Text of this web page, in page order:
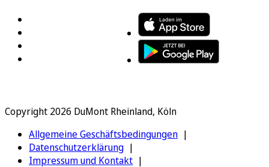
Copyright 2026 DuMont Rheinland, Köln
Allgemeine Geschäftsbedingungen
Datenschutzerklärung
Impressum und Kontakt